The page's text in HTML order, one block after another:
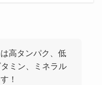
高タンパク、低
ミン、ミネラル
！